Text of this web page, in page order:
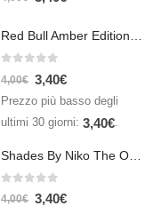
Red Bull Amber Edition Apricot Strawberry 250ml – Energy Drink Albicocca e Fragola
4,00€ 3,40€
Prezzo più basso degli
ultimi 30 giorni: 3,40€
4,00€ 3,40€